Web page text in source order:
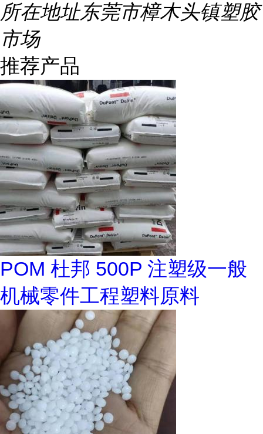
所在地址东莞市樟木头镇塑胶
市场
推荐产品
POM 杜邦 500P 注塑级一般
机械零件工程塑料原料